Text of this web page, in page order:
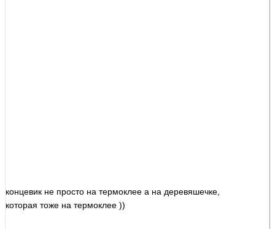
концевик не просто на термоклее а на деревяшечке,
которая тоже на термоклее ))